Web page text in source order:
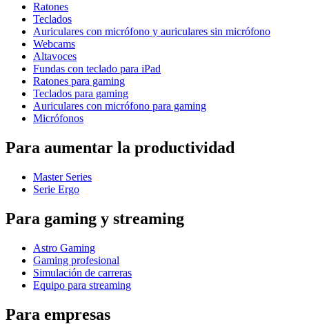
Ratones
Teclados
Auriculares con micrófono y auriculares sin micrófono
Webcams
Altavoces
Fundas con teclado para iPad
Ratones para gaming
Teclados para gaming
Auriculares con micrófono para gaming
Micrófonos
Para aumentar la productividad
Master Series
Serie Ergo
Para gaming y streaming
Astro Gaming
Gaming profesional
Simulación de carreras
Equipo para streaming
Para empresas